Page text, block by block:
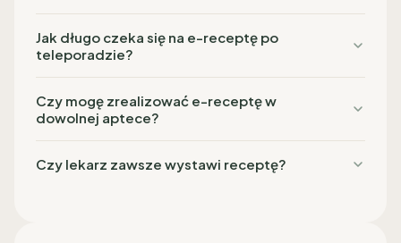
Jak długo czeka się na e-receptę po
teleporadzie?
Czy mogę zrealizować e-receptę w
dowolnej aptece?
Czy lekarz zawsze wystawi receptę?